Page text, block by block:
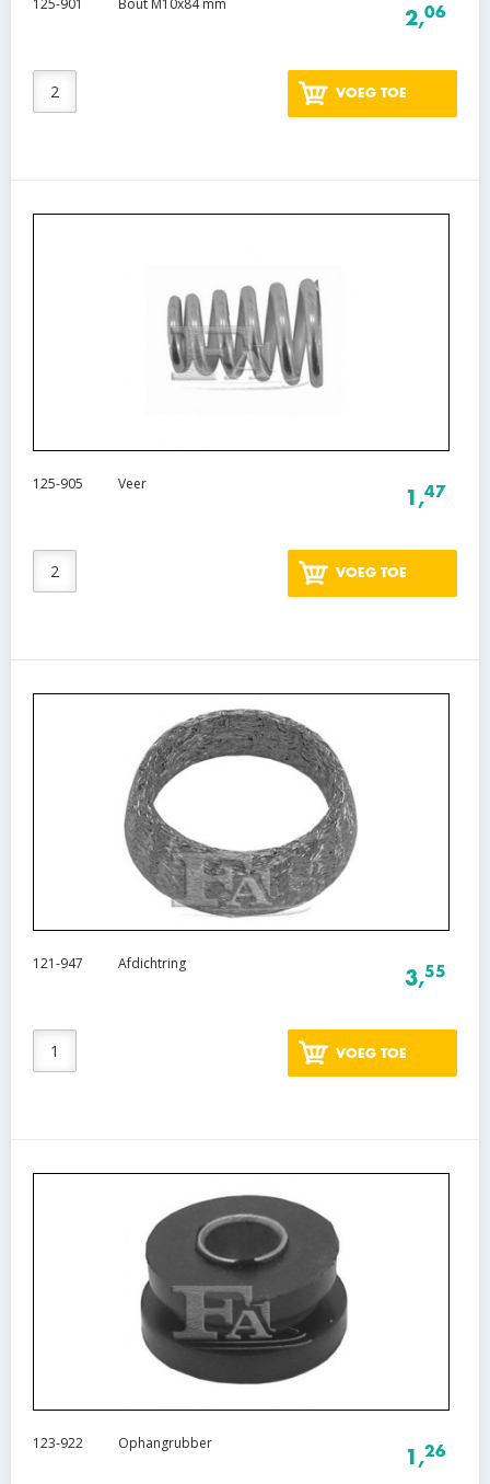
2,06
VOEG TOE
125-905 Veer
1,47
VOEG TOE
121-947 Afdichtring
3,55
VOEG TOE
123-922 Ophangrubber
1,26